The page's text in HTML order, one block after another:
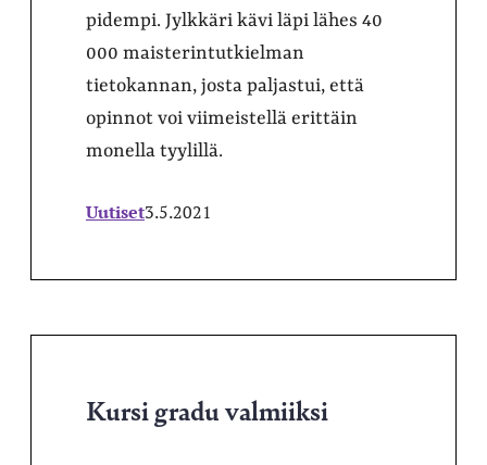
pidempi. Jylkkäri kävi läpi lähes 40
000 maisterintutkielman
tietokannan, josta paljastui, että
opinnot voi viimeistellä erittäin
monella tyylillä.
Uutiset3.5.2021
Kursi gradu valmiiksi